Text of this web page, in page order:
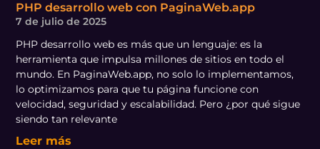
PHP desarrollo web con PaginaWeb.app
7 de julio de 2025
PHP desarrollo web es más que un lenguaje: es la
herramienta que impulsa millones de sitios en todo el
mundo. En PaginaWeb.app, no solo lo implementamos,
lo optimizamos para que tu página funcione con
velocidad, seguridad y escalabilidad. Pero ¿por qué sigue
siendo tan relevante
Leer más